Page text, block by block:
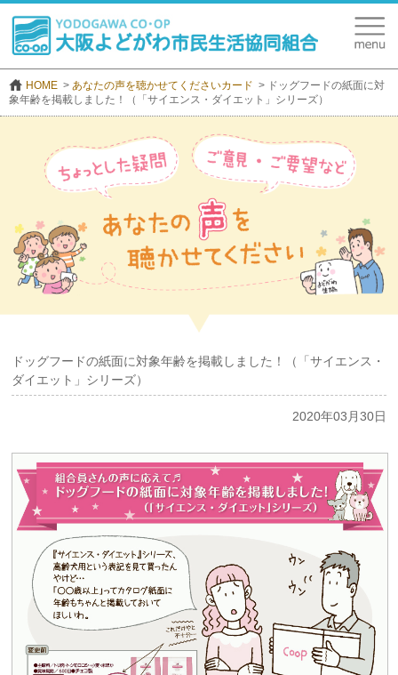
HOME あなたの声を聴かせてくださいカード
ドッグフードの紙面に対
象年齢を掲載しました！（「サイエンス・ダイエット」シリーズ）
ドッグフードの紙面に対象年齢を掲載しました！（「サイエンス・
ダイエット」シリーズ）
2020年03月30日